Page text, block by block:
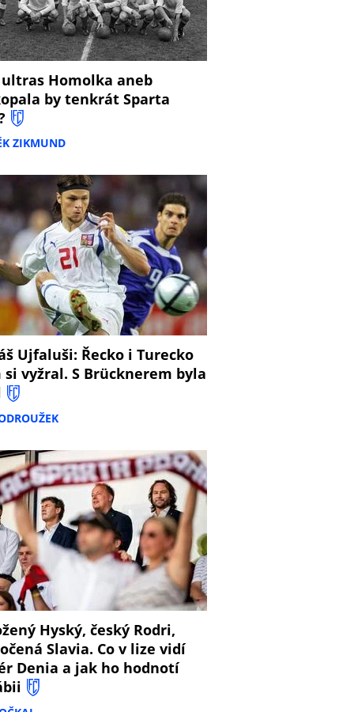
ultras Homolka aneb
by tenkrát Sparta
ZIKMUND
Ujfaluši: Řecko i Turecko
si vyžral. S Brücknerem byla
Hyský, český Rodri,
Slavia. Co v lize vidí
Denia a jak ho hodnotí
8